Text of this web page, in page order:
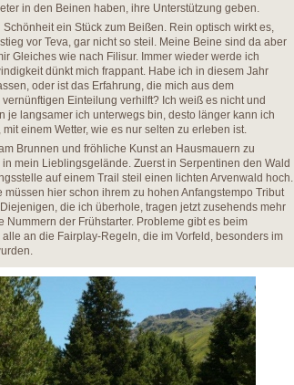
in den Beinen haben, ihre Unterstützung geben.
ein Stück zum Beißen. Rein optisch wirkt es,
vor Teva, gar nicht so steil. Meine Beine sind da aber
Gleiches wie nach Filisur. Immer wieder werde ich
dünkt mich frappant. Habe ich in diesem Jahr
oder ist das Erfahrung, die mich aus dem
Einteilung verhilft? Ich weiß es nicht und
je langsamer ich unterwegs bin, desto länger kann ich
einem Wetter, wie es nur selten zu erleben ist.
Brunnen und fröhliche Kunst an Hausmauern zu
mein Lieblingsgelände. Zuerst in Serpentinen den Wald
auf einem Trail steil einen lichten Arvenwald hoch.
hier schon ihrem zu hohen Anfangstempo Tribut
die ich überhole, tragen jetzt zusehends mehr
der Frühstarter. Probleme gibt es beim
an die Fairplay-Regeln, die im Vorfeld, besonders im